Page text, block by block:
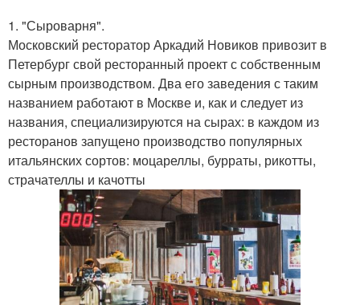
1. "Сыроварня".
Московский ресторатор Аркадий Новиков привозит в
Петербург свой ресторанный проект с собственным
сырным производством. Два его заведения с таким
названием работают в Москве и, как и следует из
названия, специализируются на сырах: в каждом из
ресторанов запущено производство популярных
итальянских сортов: моцареллы, бурраты, рикотты,
страчателлы и качотты